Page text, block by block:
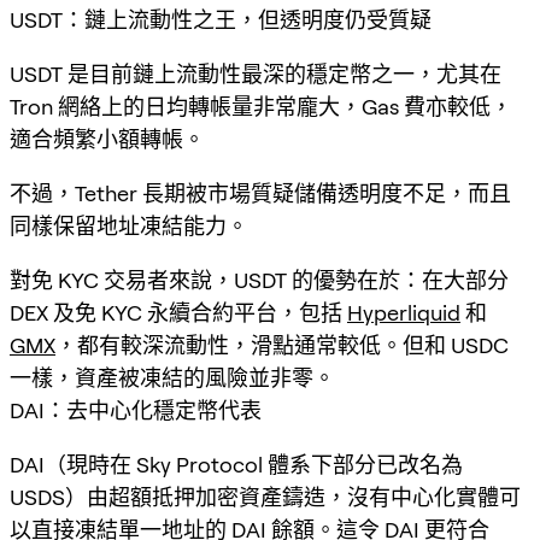
USDT：鏈上流動性之王，但透明度仍受質疑
USDT 是目前鏈上流動性最深的穩定幣之一，尤其在
Tron 網絡上的日均轉帳量非常龐大，Gas 費亦較低，
適合頻繁小額轉帳。
不過，Tether 長期被市場質疑儲備透明度不足，而且
同樣保留地址凍結能力。
對免 KYC 交易者來說，USDT 的優勢在於：在大部分
DEX 及免 KYC 永續合約平台，包括 Hyperliquid 和
GMX ，都有較深流動性，滑點通常較低。但和 USDC
一樣，資產被凍結的風險並非零。
DAI：去中心化穩定幣代表
DAI（現時在 Sky Protocol 體系下部分已改名為
USDS）由超額抵押加密資產鑄造，沒有中心化實體可
以直接凍結單一地址的 DAI 餘額。這令 DAI 更符合